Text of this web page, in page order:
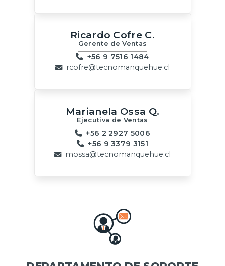
Ricardo Cofre C.
Gerente de Ventas
+56 9 7516 1484
rcofre@tecnomanquehue.cl
Marianela Ossa Q.
Ejecutiva de Ventas
+56 2 2927 5006
+56 9 3379 3151
mossa@tecnomanquehue.cl